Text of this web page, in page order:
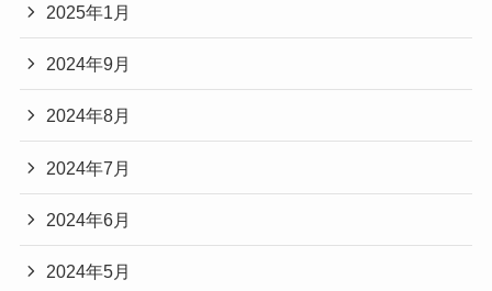
2025年1月
2024年9月
2024年8月
2024年7月
2024年6月
2024年5月